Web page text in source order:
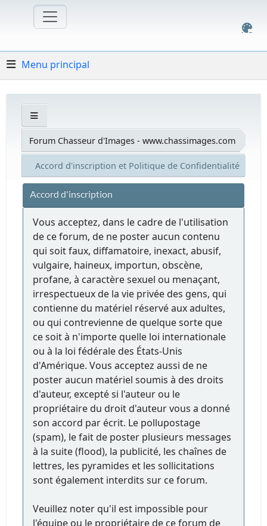
Menu principal
Forum Chasseur d'Images - www.chassimages.com
Accord d'inscription et Politique de Confidentialité
Accord d'inscription
Vous acceptez, dans le cadre de l'utilisation
de ce forum, de ne poster aucun contenu
qui soit faux, diffamatoire, inexact, abusif,
vulgaire, haineux, importun, obscène,
profane, à caractère sexuel ou menaçant,
irrespectueux de la vie privée des gens, qui
contienne du matériel réservé aux adultes,
ou qui contrevienne de quelque sorte que
ce soit à n'importe quelle loi internationale
ou à la loi fédérale des États-Unis
d'Amérique. Vous acceptez aussi de ne
poster aucun matériel soumis à des droits
d'auteur, excepté si l'auteur ou le
propriétaire du droit d'auteur vous a donné
son accord par écrit. Le pollupostage
(spam), le fait de poster plusieurs messages
à la suite (flood), la publicité, les chaînes de
lettres, les pyramides et les sollicitations
sont également interdits sur ce forum.
Veuillez noter qu'il est impossible pour
l'équipe ou le propriétaire de ce forum de